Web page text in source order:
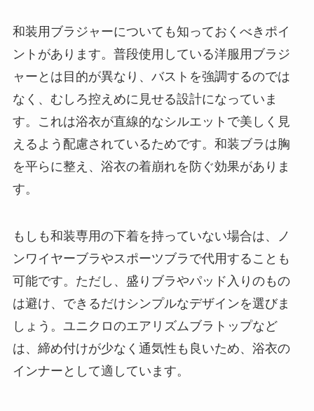
和装用ブラジャーについても知っておくべきポイ
ントがあります。普段使用している洋服用ブラジ
ャーとは目的が異なり、バストを強調するのでは
なく、むしろ控えめに見せる設計になっていま
す。これは浴衣が直線的なシルエットで美しく見
えるよう配慮されているためです。和装ブラは胸
を平らに整え、浴衣の着崩れを防ぐ効果がありま
す。
もしも和装専用の下着を持っていない場合は、ノ
ンワイヤーブラやスポーツブラで代用することも
可能です。ただし、盛りブラやパッド入りのもの
は避け、できるだけシンプルなデザインを選びま
しょう。ユニクロのエアリズムブラトップなど
は、締め付けが少なく通気性も良いため、浴衣の
インナーとして適しています。